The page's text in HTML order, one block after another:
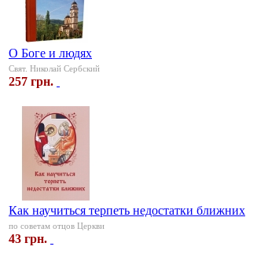
О Боге и людях
Свят. Николай Сербский
257 грн.
Как научиться терпеть недостатки ближних
по советам отцов Церкви
43 грн.